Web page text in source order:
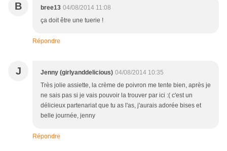
B bree13 04/08/2014 11:08
ça doit être une tuerie !
Répondre
J Jenny (girlyanddelicious) 04/08/2014 10:35
Très jolie assiette, la crème de poivron me tente bien, après je
ne sais pas si je vais pouvoir la trouver par ici :( c'est un
délicieux partenariat que tu as l'as, j'aurais adorée bises et
belle journée, jenny
Répondre